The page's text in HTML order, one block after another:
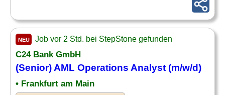
NEU Job vor 2 Std. bei StepStone gefunden
C24 Bank GmbH
(Senior) AML Operations Analyst (m/w/d)
• Frankfurt am Main